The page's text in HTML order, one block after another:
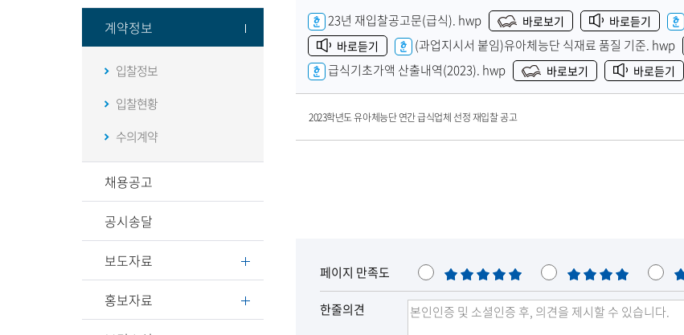
계약정보
입찰정보
입찰현황
수의계약
채용공고
공시송달
보도자료
홍보자료
자
첨
부
파
일
23년 재입찰공고문(급식). hwp 바로보기 바로듣기
바로듣기
(과업지시서 붙임)유아체능단 식재료 품질 기준. hwp
급식기초가액 산출내역(2023). hwp 바로보기 바로듣기
2023학년도 유아체능단 연간 급식업체 선정 재입찰 공고
페이지 만족도
매
우
만
만
족
보
통
한줄의견